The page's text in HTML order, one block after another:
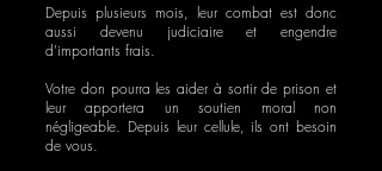
Depuis plusieurs mois, leur combat est donc
aussi devenu judiciaire et engendre
d'importants frais.
Votre don pourra les aider à sortir de prison et
leur apportera un soutien moral non
négligeable. Depuis leur cellule, ils ont besoin
de vous.